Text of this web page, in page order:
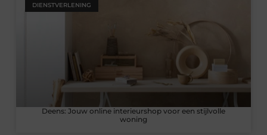
DIENSTVERLENING
Deens: Jouw online interieurshop voor een stijlvolle
woning